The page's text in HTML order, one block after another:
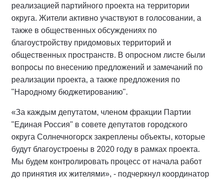
реализацией партийного проекта на территории
округа. Жители активно участвуют в голосовании, а
также в общественных обсуждениях по
благоустройству придомовых территорий и
общественных пространств. В опросном листе были
вопросы по внесению предложений и замечаний по
реализации проекта, а также предложения по
"Народному бюджетированию".
«За каждым депутатом, членом фракции Партии
"Единая Россия" в совете депутатов городского
округа Солнечногорск закреплены объекты, которые
будут благоустроены в 2020 году в рамках проекта.
Мы будем контролировать процесс от начала работ
до принятия их жителями», - подчеркнул координатор